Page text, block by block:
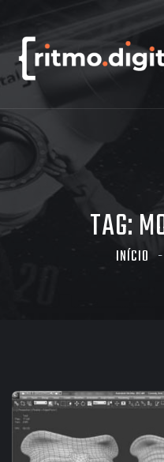
TAG:
INÍCIO